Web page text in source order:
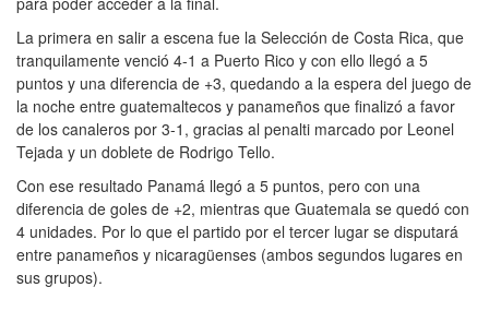
La primera en salir a escena fue la Selección de Costa Rica, que
tranquilamente venció 4-1 a Puerto Rico y con ello llegó a 5
puntos y una diferencia de +3, quedando a la espera del juego de
la noche entre guatemaltecos y panameños que finalizó a favor
de los canaleros por 3-1, gracias al penalti marcado por Leonel
Tejada y un doblete de Rodrigo Tello.
Con ese resultado Panamá llegó a 5 puntos, pero con una
diferencia de goles de +2, mientras que Guatemala se quedó con
4 unidades. Por lo que el partido por el tercer lugar se disputará
entre panameños y nicaragüenses (ambos segundos lugares en
sus grupos).